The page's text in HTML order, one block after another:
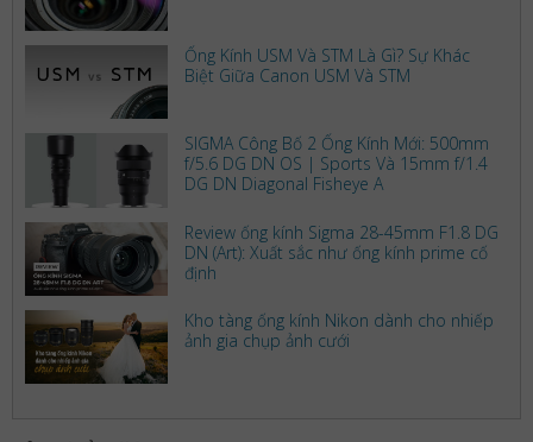
Ống Kính USM Và STM Là Gì? Sự Khác
Biệt Giữa Canon USM Và STM
SIGMA Công Bố 2 Ống Kính Mới: 500mm
f/5.6 DG DN OS | Sports Và 15mm f/1.4
DG DN Diagonal Fisheye A
Review ống kính Sigma 28-45mm F1.8 DG
DN (Art): Xuất sắc như ống kính prime cố
định
Kho tàng ống kính Nikon dành cho nhiếp
ảnh gia chụp ảnh cưới